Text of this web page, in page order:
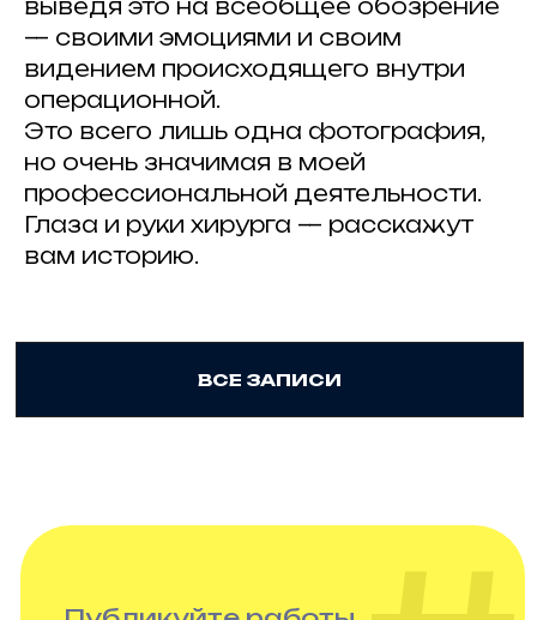
выведя это на всеобщее обозрение
— своими эмоциями и своим
видением происходящего внутри
операционной.
Это всего лишь одна фотография,
но очень значимая в моей
профессиональной деятельности.
Глаза и руки хирурга — расскажут
вам историю.
Техническая поддержка
Политика конфенденциальности
Правила и требования конкурса